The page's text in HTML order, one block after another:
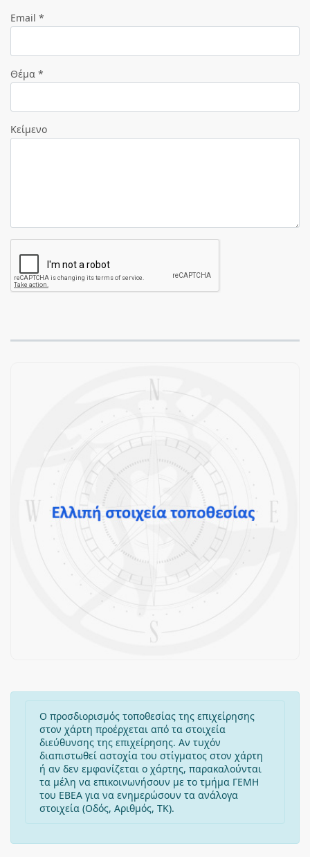
Email *
Θέμα *
Κείμενο
Ο προσδιορισμός τοποθεσίας της επιχείρησης
στον χάρτη προέρχεται από τα στοιχεία
διεύθυνσης της επιχείρησης. Αν τυχόν
διαπιστωθεί αστοχία του στίγματος στον χάρτη
ή αν δεν εμφανίζεται ο χάρτης, παρακαλούνται
τα μέλη να επικοινωνήσουν με το τμήμα ΓΕΜΗ
του ΕΒΕΑ για να ενημερώσουν τα ανάλογα
στοιχεία (Οδός, Αριθμός, ΤΚ).